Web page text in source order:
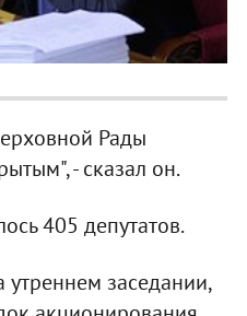
Рады
- сказал он.
405 депутатов.
утреннем заседании,